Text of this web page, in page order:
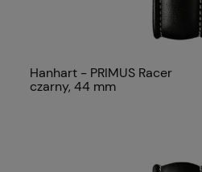
Hanhart - PRIMUS Racer
czarny, 44 mm